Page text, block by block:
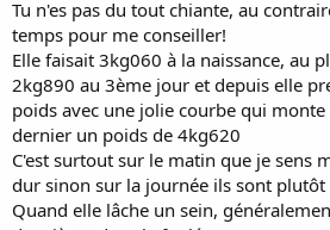
Tu n'es pas du tout chiante, au
temps pour me conseiller!
Elle faisait 3kg060 à la naissance, au
2kg890 au 3ème jour et depuis elle
poids avec une jolie courbe qui
dernier un poids de 4kg620
C'est surtout sur le matin que je sens
dur sinon sur la journée ils sont plutôt
Quand elle lâche un sein,